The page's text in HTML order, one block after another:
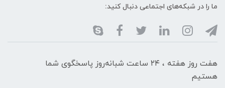
ما را در شبکه‌های اجتماعی دنبال کنید:
هفت روز هفته ، ۲۴ ساعت شبانه‌روز پاسخگوی شما
هستیم